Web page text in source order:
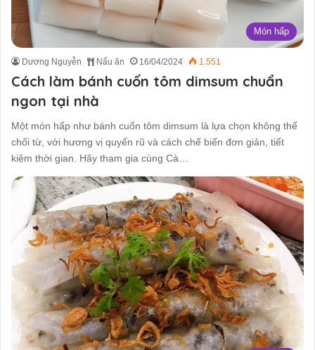
Món hấp
Dương Nguyễn Nấu ăn 16/04/2024 1.551
Cách làm bánh cuốn tôm dimsum chuẩn
ngon tại nhà
Một món hấp như bánh cuốn tôm dimsum là lựa chọn không thể
chối từ, với hương vị quyến rũ và cách chế biến đơn giản, tiết
kiệm thời gian. Hãy tham gia cùng Cà…